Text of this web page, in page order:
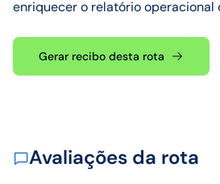
enriquecer o relatório operacional
Gerar recibo desta rota
Avaliações da rota